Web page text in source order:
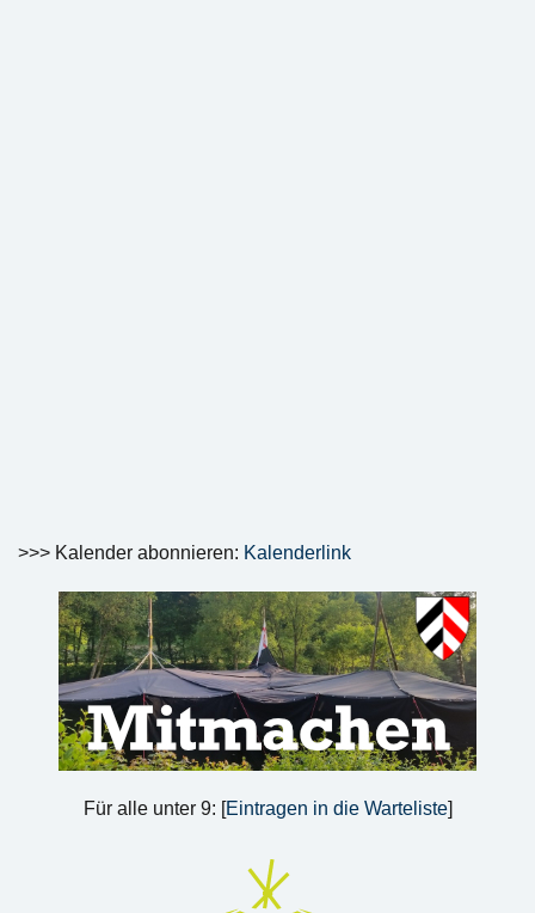
>>> Kalender abonnieren: Kalenderlink
Für alle unter 9: [Eintragen in die Warteliste]